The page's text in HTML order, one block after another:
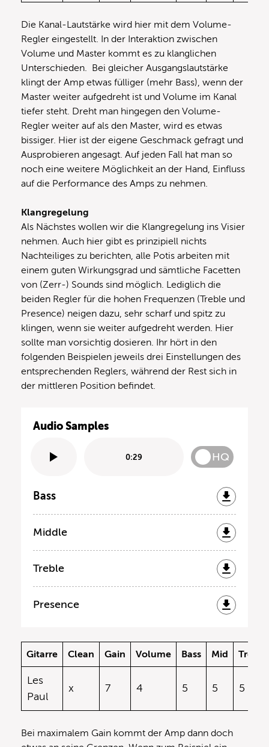
Die Kanal-Lautstärke wird hier mit dem Volume-
Regler eingestellt. In der Interaktion zwischen
Volume und Master kommt es zu klanglichen
Unterschieden. Bei gleicher Ausgangslautstärke
klingt der Amp etwas fülliger (mehr Bass), wenn der
Master weiter aufgedreht ist und Volume im Kanal
tiefer steht. Dreht man hingegen den Volume-
Regler weiter auf als den Master, wird es etwas
bissiger. Hier ist der eigene Geschmack gefragt und
Ausprobieren angesagt. Auf jeden Fall hat man so
noch eine weitere Möglichkeit an der Hand, Einfluss
auf die Performance des Amps zu nehmen.
Klangregelung
Als Nächstes wollen wir die Klangregelung ins Visier
nehmen. Auch hier gibt es prinzipiell nichts
Nachteiliges zu berichten, alle Potis arbeiten mit
einem guten Wirkungsgrad und sämtliche Facetten
von (Zerr-) Sounds sind möglich. Lediglich die
beiden Regler für die hohen Frequenzen (Treble und
Presence) neigen dazu, sehr scharf und spitz zu
klingen, wenn sie weiter aufgedreht werden. Hier
sollte man vorsichtig dosieren. Ihr hört in den
folgenden Beispielen jeweils drei Einstellungen des
entsprechenden Reglers, während der Rest sich in
der mittleren Position befindet.
Audio Samples
0:29 HQ
Bass
Middle
Treble
Presence
Gitarre Clean Gain Volume Bass Mid Treble
Les
Paul
x 7 4 5 5 5
Bei maximalem Gain kommt der Amp dann doch